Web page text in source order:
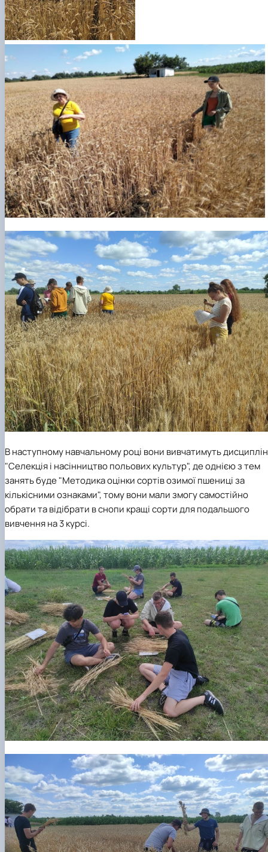
В наступному навчальному році вони вивчатимуть
"Селекція і насінництво польових культур", де однією з тем
занять буде "Методика оцінки сортів озимої пшениці за
кількісними ознаками", тому вони мали змогу самостійно
обрати та відібрати в снопи кращі сорти для подальшого
вивчення на 3 курсі.